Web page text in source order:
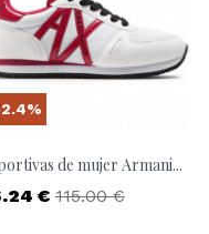
de mujer Armani...
€ Precio base
115.00 €